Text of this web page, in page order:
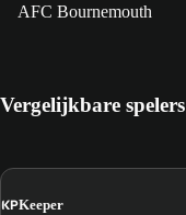
AFC Bournemouth
Vergelijkbare spelers
KPKeeper